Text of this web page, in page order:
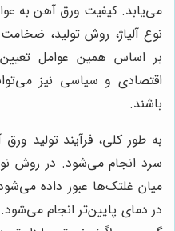
می‌یابد. کیفیت ورق آهن به
نوع آلیاژ، روش تولید،
بر اساس همین عوامل
اقتصادی و سیاسی نیز
باشند.
به طور کلی، فرآیند تولید
سرد انجام می‌شود. در روش
میان غلتک‌ها عبور داده
در دمای پایین‌تر انجام